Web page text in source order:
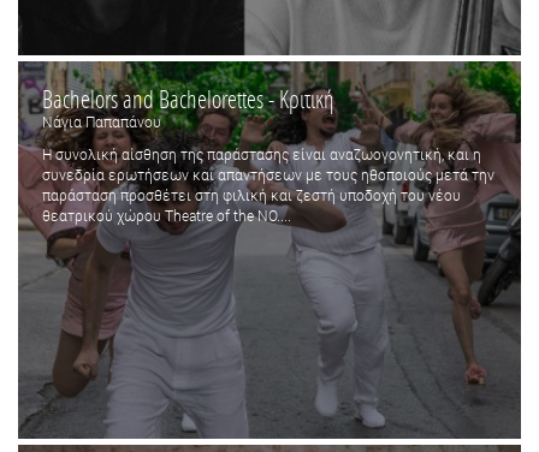
Bachelors and Bachelorettes - Κριτική
Νάγια Παπαπάνου
Η συνολική αίσθηση της παράστασης είναι αναζωογονητική, και η
συνεδρία ερωτήσεων και απαντήσεων με τους ηθοποιούς μετά την
παράσταση προσθέτει στη φιλική και ζεστή υποδοχή του νέου
θεατρικού χώρου Theatre of the NO....